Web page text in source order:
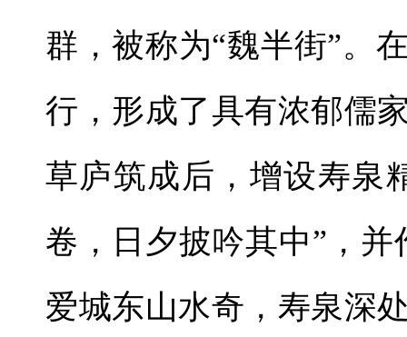
群，被称为“魏半街”。
行，形成了具有浓郁儒
草庐筑成后，增设寿泉
卷，日夕披吟其中”，
爱城东山水奇，寿泉深